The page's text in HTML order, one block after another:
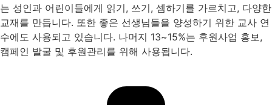
는 성인과 어린이들에게 읽기, 쓰기, 셈하기를 가르치고, 다양한
교재를 만듭니다. 또한 좋은 선생님들을 양성하기 위한 교사 연
수에도 사용되고 있습니다. 나머지 13~15%는 후원사업 홍보,
캠페인 발굴 및 후원관리를 위해 사용됩니다.